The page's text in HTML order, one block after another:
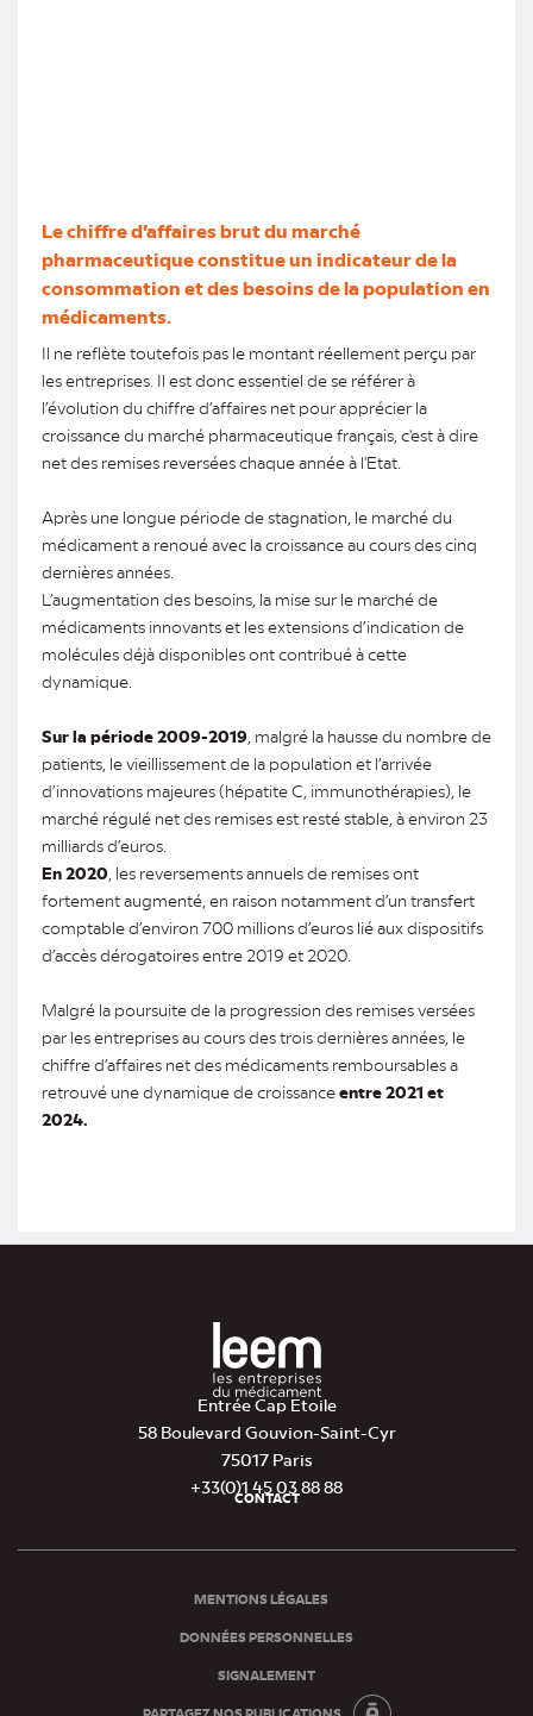
Le chiffre d’affaires brut du marché
pharmaceutique constitue un indicateur de la
consommation et des besoins de la population en
médicaments.
Il ne reflète toutefois pas le montant réellement perçu par
les entreprises. Il est donc essentiel de se référer à
l’évolution du chiffre d’affaires net pour apprécier la
croissance du marché pharmaceutique français, c'est à dire
net des remises reversées chaque année à l'Etat.
Après une longue période de stagnation, le marché du
médicament a renoué avec la croissance au cours des cinq
dernières années.
L’augmentation des besoins, la mise sur le marché de
médicaments innovants et les extensions d’indication de
molécules déjà disponibles ont contribué à cette
dynamique.
Sur la période 2009-2019 , malgré la hausse du nombre de
patients, le vieillissement de la population et l’arrivée
d’innovations majeures (hépatite C, immunothérapies), le
marché régulé net des remises est resté stable, à environ 23
milliards d’euros.
En 2020 , les reversements annuels de remises ont
fortement augmenté, en raison notamment d’un transfert
comptable d’environ 700 millions d’euros lié aux dispositifs
d’accès dérogatoires entre 2019 et 2020.
Malgré la poursuite de la progression des remises versées
par les entreprises au cours des trois dernières années, le
chiffre d’affaires net des médicaments remboursables a
retrouvé une dynamique de croissanceentre 2021 et
2024.
Entrée Cap Etoile
58 Boulevard Gouvion-Saint-Cyr
75017 Paris
+33(0)1 45 03 88 88
de
CONTACT
MENTIONS LÉGALES
DONNÉES PERSONNELLES
SIGNALEMENT